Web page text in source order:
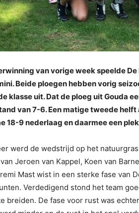
van vorige week speelde
Beide ploegen hebben vorig
klasse uit. Dat de ploeg uit Gouda
van 7-6. Een matige tweede
18-9 nederlaag en daarmee een
werd de wedstrijd op het
Jeroen van Kappel, Koen van
Mast wist in een sterke fase van
Verdedigend stond het team
breiden. De fase voor rust was